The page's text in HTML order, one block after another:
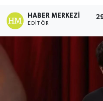
HABER MERKEZI
EDITÖR
Genel
Son Dakika